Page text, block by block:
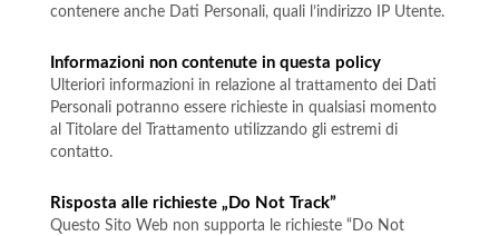
contenere anche Dati Personali, quali l’indirizzo IP Utente.
Informazioni non contenute in questa policy
Ulteriori informazioni in relazione al trattamento dei Dati
Personali potranno essere richieste in qualsiasi momento
al Titolare del Trattamento utilizzando gli estremi di
contatto.
Risposta alle richieste „Do Not Track”
Questo Sito Web non supporta le richieste “Do Not